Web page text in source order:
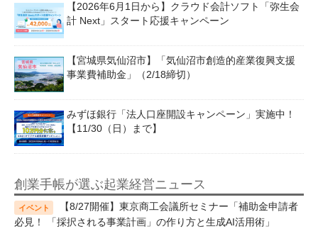
【2026年6月1日から】クラウド会計ソフト「弥生会
計 Next」スタート応援キャンペーン
【宮城県気仙沼市】「気仙沼市創造的産業復興支援
事業費補助金」（2/18締切）
みずほ銀行「法人口座開設キャンペーン」実施中！
【11/30（日）まで】
創業手帳が選ぶ起業経営ニュース
【8/27開催】東京商工会議所セミナー「補助金申請者
必見！ 「採択される事業計画」の作り方と生成AI活用術」